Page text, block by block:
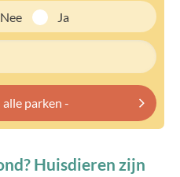
Nee Ja
parken -
Huisdieren zijn